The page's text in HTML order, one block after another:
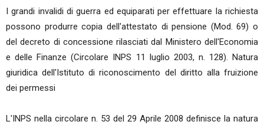
I grandi invalidi di guerra ed equiparati per effettuare la richiesta
possono produrre copia dell'attestato di pensione (Mod. 69) o
del decreto di concessione rilasciati dal Ministero dell'Economia
e delle Finanze (Circolare INPS 11 luglio 2003, n. 128). Natura
giuridica dell'Istituto di riconoscimento del diritto alla fruizione
dei permessi
L'INPS nella circolare n. 53 del 29 Aprile 2008 definisce la natura